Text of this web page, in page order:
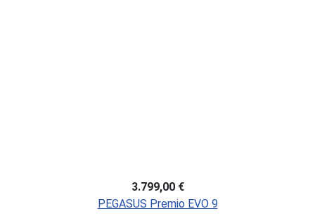
3.799,00 €
PEGASUS Premio EVO 9